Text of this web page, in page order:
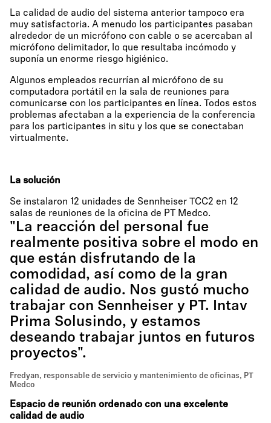
La calidad de audio del sistema anterior tampoco era
muy satisfactoria. A menudo los participantes pasaban
alrededor de un micrófono con cable o se acercaban al
micrófono delimitador, lo que resultaba incómodo y
suponía un enorme riesgo higiénico.
Algunos empleados recurrían al micrófono de su
computadora portátil en la sala de reuniones para
comunicarse con los participantes en línea. Todos estos
problemas afectaban a la experiencia de la conferencia
para los participantes in situ y los que se conectaban
virtualmente.
La solución
Se instalaron 12 unidades de Sennheiser TCC2 en 12
salas de reuniones de la oficina de PT Medco.
"La reacción del personal fue
realmente positiva sobre el modo en
que están disfrutando de la
comodidad, así como de la gran
calidad de audio. Nos gustó mucho
trabajar con Sennheiser y PT. Intav
Prima Solusindo, y estamos
deseando trabajar juntos en futuros
proyectos".
Fredyan, responsable de servicio y mantenimiento de oficinas, PT
Medco
Espacio de reunión ordenado con una excelente
calidad de audio